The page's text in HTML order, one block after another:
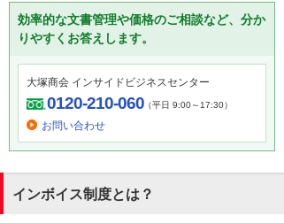
効率的な文書管理や価格のご相談など、分か
りやすくお答えします。
大塚商会 インサイドビジネスセンター
0120-210-060（平日 9:00～17:30）
お問い合わせ
インボイス制度とは？